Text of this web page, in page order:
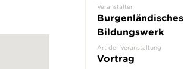
Veranstalter
Burgenländisches
Bildungswerk
Art der Veranstaltung
Vortrag